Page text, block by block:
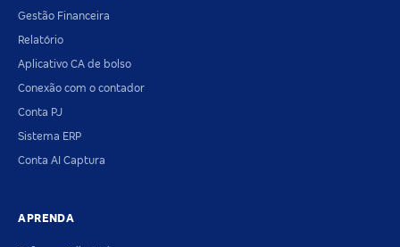
Gestão Financeira
Relatório
Aplicativo CA de bolso
Conexão com o contador
Conta PJ
Sistema ERP
Conta AI Captura
APRENDA